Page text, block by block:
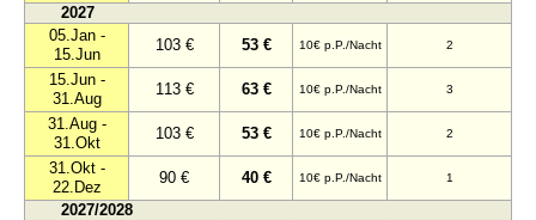
2027
05.Jan -
15.Jun
103 € 53 € 10€ p.P./Nacht 2
15.Jun -
31.Aug
113 € 63 € 10€ p.P./Nacht 3
31.Aug -
31.Okt
103 € 53 € 10€ p.P./Nacht 2
31.Okt -
22.Dez
90 € 40 € 10€ p.P./Nacht 1
2027/2028